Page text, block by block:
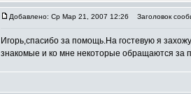
Добавлено: Ср Мар 21, 2007 12:26 Заголовок
Игорь,спасибо за помощь.На гостевую я
знакомые и ко мне некоторые обращаются за